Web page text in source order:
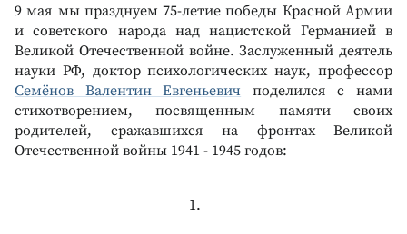
9 мая мы празднуем 75-летие победы Красной Армии
и советского народа над нацистской Германией в
Великой Отечественной войне. Заслуженный деятель
науки РФ, доктор психологических наук, профессор
Семёнов Валентин Евгеньевич поделился с нами
стихотворением, посвященным памяти своих
родителей, сражавшихся на фронтах Великой
Отечественной войны 1941 - 1945 годов:
1.